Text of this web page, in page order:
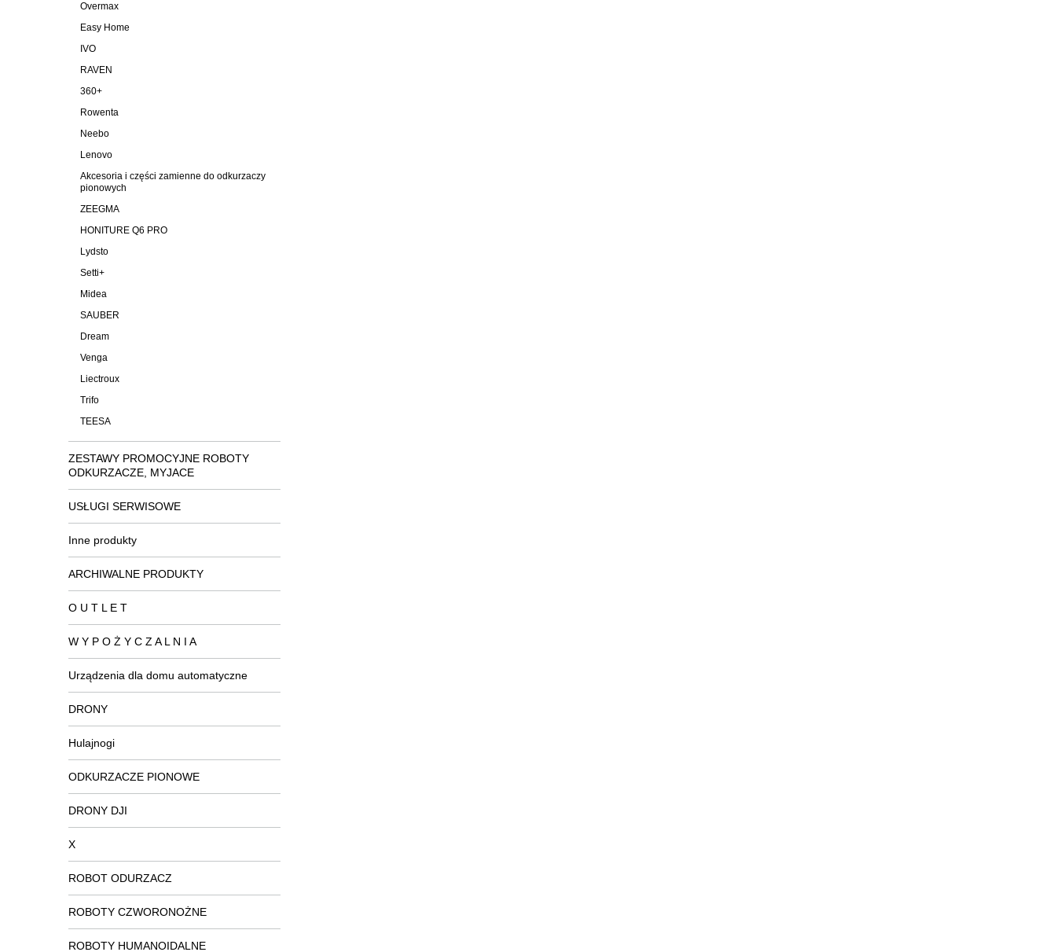
Overmax
Easy Home
IVO
RAVEN
360+
Rowenta
Neebo
Lenovo
Akcesoria i części zamienne do odkurzaczy
pionowych
ZEEGMA
HONITURE Q6 PRO
Lydsto
Setti+
Midea
SAUBER
Dream
Venga
Liectroux
Trifo
TEESA
ZESTAWY PROMOCYJNE ROBOTY
ODKURZACZE, MYJACE
USŁUGI SERWISOWE
Inne produkty
ARCHIWALNE PRODUKTY
O U T L E T
W Y P O Ż Y C Z A L N I A
Urządzenia dla domu automatyczne
DRONY
Hulajnogi
ODKURZACZE PIONOWE
DRONY DJI
X
ROBOT ODURZACZ
ROBOTY CZWORONOŻNE
ROBOTY HUMANOIDALNE